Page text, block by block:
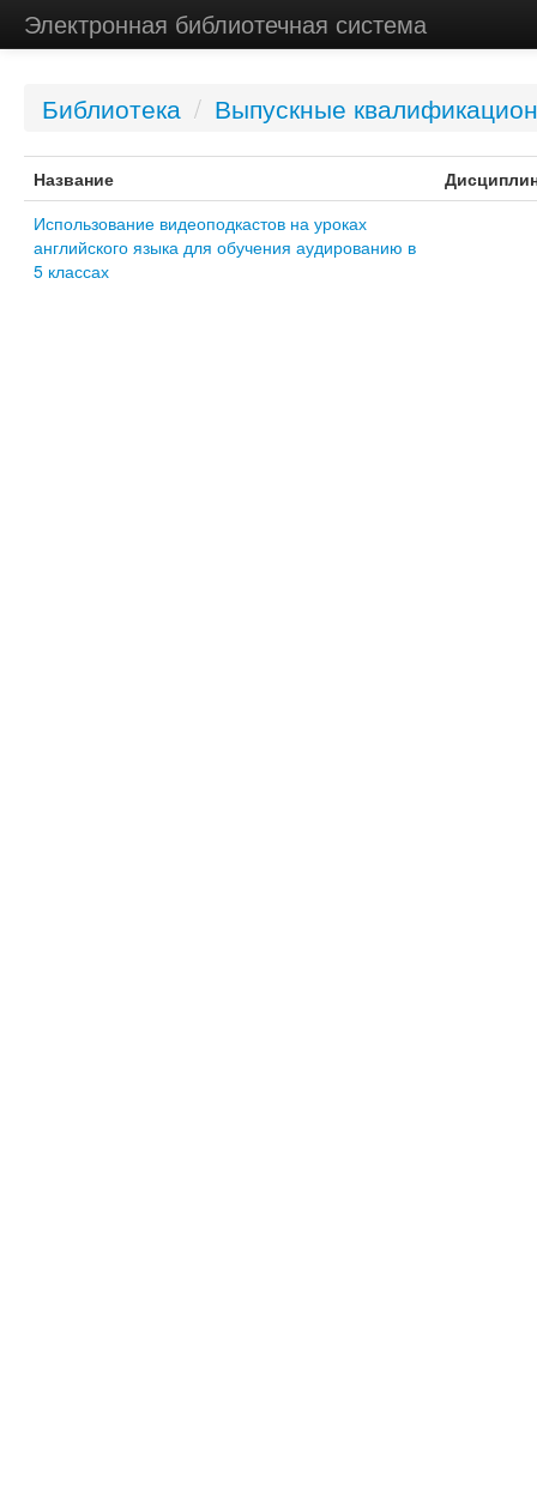
Электронная библиотечная система
Библиотека / Выпускные
Название
Использование видеоподкастов на уроках
английского языка для обучения аудированию в
5 классах